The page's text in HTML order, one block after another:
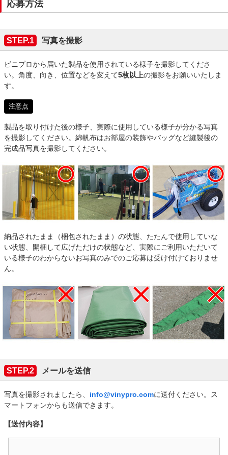
応募方法
STEP.1 写真を撮影
ビニプロから届いた製品を使用されている様子を撮影してくださ
い。角度、向き、位置などを変えて5枚以上の撮影をお願いいたしま
す。
注意点
製品を取り付けた後の様子、実際に使用している様子が分かる写真
を撮影してください。綿帆布はお部屋の装飾やバッグなど縫製後の
完成品写真を撮影してください。
納品されたまま（梱包されたまま）の状態、たたんで使用していな
い状態、開梱して広げただけの状態など、実際にご利用いただいて
いる様子のわからないお写真のみでのご応募は受け付けておりませ
ん。
STEP.2 メールを送信
写真を撮影されましたら、 info@vinypro.comに送付ください。ス
マートフォンからも送信できます。
【送付内容】